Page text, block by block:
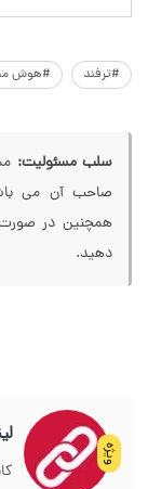
#ترفند #هوش
سلب مسئولیت:
صاحب آن می
همچنین در
دهید.
ویژه